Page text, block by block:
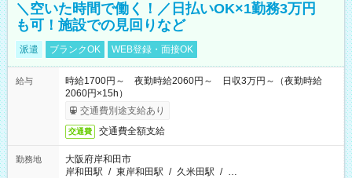
＼空いた時間で働く！／日払いOK×1勤務3万円
も可！施設での見回りなど
派遣 ブランクOK WEB登録・面接OK
給与
時給1700円～ 夜勤時給2060円～ 日収3万円～（夜勤時給
2060円×15h）
交通費別途支給あり
交通費 交通費全額支給
勤務地
大阪府岸和田市
岸和田駅 / 東岸和田駅 / 久米田駅 / …